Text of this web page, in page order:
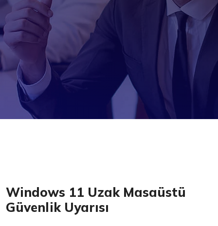
Windows 11 Uzak Masaüstü
Güvenlik Uyarısı